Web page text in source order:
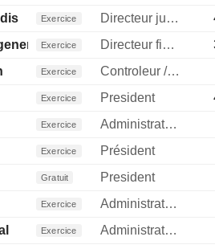
Exercice Directeur juridique
Exercice Directeur financier
Exercice
Controleur / auditeur
Exercice President
Exercice
Administrateur
Exercice
Président
Gratuit
President
Exercice
Administrateur
Exercice
Administrateur